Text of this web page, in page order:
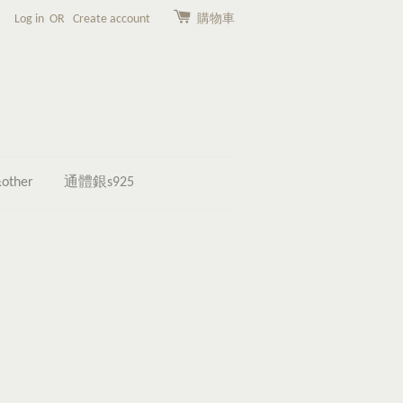
Log in OR Create account 購物車
通體銀s925